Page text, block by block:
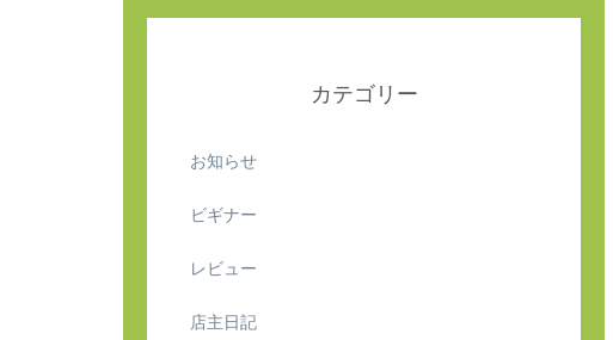
カテゴリー
お知らせ
ビギナー
レビュー
店主日記